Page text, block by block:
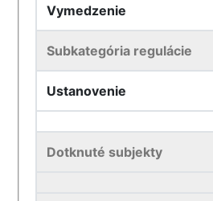
Vymedzenie
Subkategória regulácie
Ustanovenie
Dotknuté subjekty